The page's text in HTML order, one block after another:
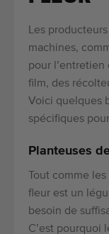
Les
machines,
pour l’entretien
film, des
Voici quelques
spécifiques
Planteuses
Tout comme
fleur est un
besoin de
C’est pourquoi